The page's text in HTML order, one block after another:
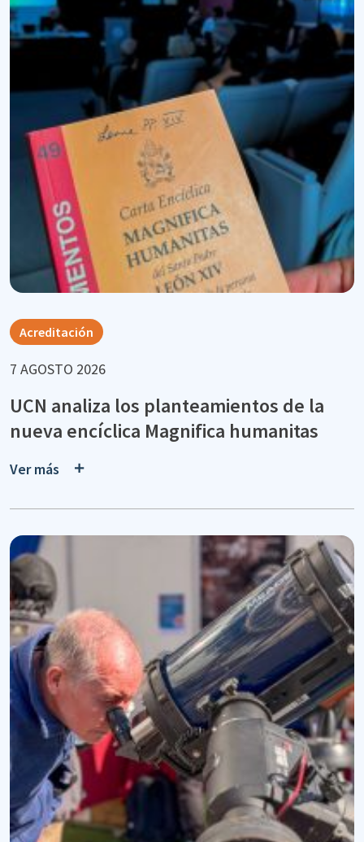
Acreditación
7 AGOSTO 2026
UCN analiza los planteamientos de la
nueva encíclica Magnifica humanitas
Ver más